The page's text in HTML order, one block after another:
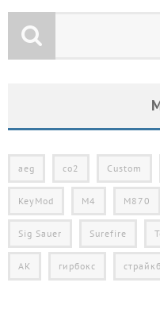
aeg co2 Custom
KeyMod M4 M870
Sig Sauer Surefire
АК гирбокс